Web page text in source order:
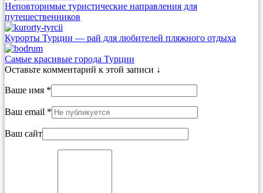
Неповторимые туристические направления для
путешественников
Курорты Турции — рай для любителей пляжного отдыха
Самые красивые города Турции
Оставьте комментарий к этой записи ↓
Ваше имя *
Ваш email *
Ваш сайт